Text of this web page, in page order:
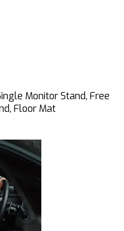
Monitor Stand, Free
Floor Mat